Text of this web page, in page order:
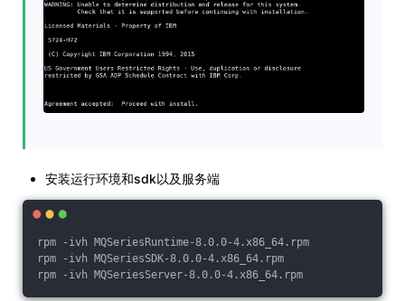
安装运行环境和sdk以及服务端
rpm -ivh MQSeriesRuntime-8.0.0-4.x86_64.rpm
rpm -ivh MQSeriesSDK-8.0.0-4.x86_64.rpm
rpm -ivh MQSeriesServer-8.0.0-4.x86_64.rpm